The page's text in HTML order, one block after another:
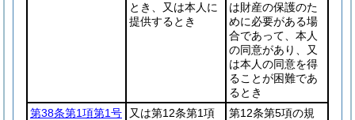
とき、又は本人に
提供するとき
は財産の保護のた
めに必要がある場
合であって、本人
の同意があり、又
は本人の同意を得
ることが困難であ
るとき
第38条第1項第1号
又は第12条第1項
第12条第5項の規